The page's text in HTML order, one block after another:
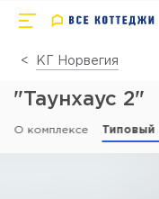
КГ Норвегия
"Таунхаус 2"
О комплексе Типовый